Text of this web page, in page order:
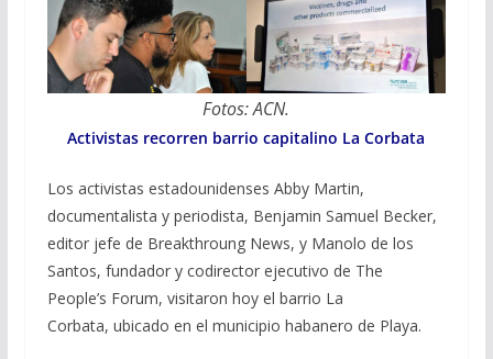
Fotos: ACN.
Activistas recorren barrio capitalino La Corbata
Los activistas estadounidenses Abby Martin,
documentalista y periodista, Benjamin Samuel Becker,
editor jefe de Breakthroung News, y Manolo de los
Santos, fundador y codirector ejecutivo de The
People’s Forum, visitaron hoy el barrio La
Corbata, ubicado en el municipio habanero de Playa.